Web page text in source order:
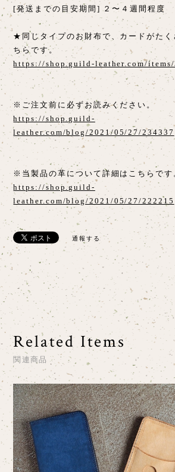
[発送までの目安期間] ２〜４週間程度
★同じタイプのお財布で、カードがたく
ちらです。
https://shop.guild-leather.com/items/
※ご注文前に必ずお読みください。
https://shop.guild-
leather.com/blog/2021/05/27/234337
※当製品の革について詳細はこちらです
https://shop.guild-
leather.com/blog/2021/05/27/222215
通報する
Related Items
関連商品